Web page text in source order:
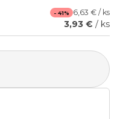
- 41% 6,63 € / ks
3,93 € / ks